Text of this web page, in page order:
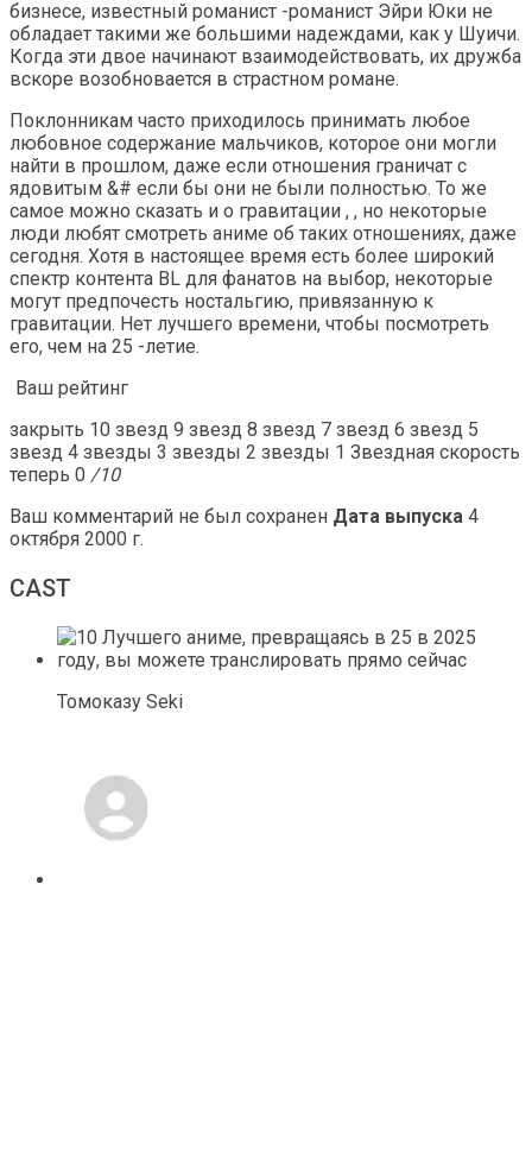
бизнесе, известный романист -романист Эйри Юки не
обладает такими же большими надеждами, как у Шуичи.
Когда эти двое начинают взаимодействовать, их дружба
вскоре возобновается в страстном романе.
Поклонникам часто приходилось принимать любое
любовное содержание мальчиков, которое они могли
найти в прошлом, даже если отношения граничат с
ядовитым &# если бы они не были полностью. То же
самое можно сказать и о гравитации , , но некоторые
люди любят смотреть аниме об таких отношениях, даже
сегодня. Хотя в настоящее время есть более широкий
спектр контента BL для фанатов на выбор, некоторые
могут предпочесть ностальгию, привязанную к
гравитации. Нет лучшего времени, чтобы посмотреть
его, чем на 25 -летие.
Ваш рейтинг
закрыть 10 звезд 9 звезд 8 звезд 7 звезд 6 звезд 5
звезд 4 звезды 3 звезды 2 звезды 1 Звездная скорость
теперь 0 /10
Ваш комментарий не был сохранен Дата выпуска 4
октября 2000 г.
CAST
Томоказу Seki